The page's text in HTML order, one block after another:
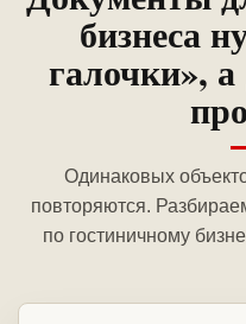
бизнеса
галочки»,
Одинаковых
повторяются.
по гостиничному